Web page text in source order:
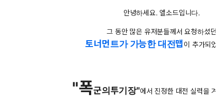
안녕하세요. 엘소드입니다.
그 동안 많은 유저분들께서 요청하셨던
토너먼트가 가능한 대전맵이 추가되었
"폭군의투기장"에서 진정한 대전 실력을 겨